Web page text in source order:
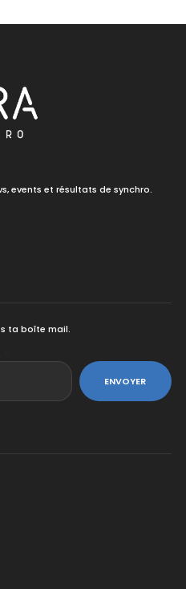
events et résultats de synchro.
ta boîte mail.
ENVOYER